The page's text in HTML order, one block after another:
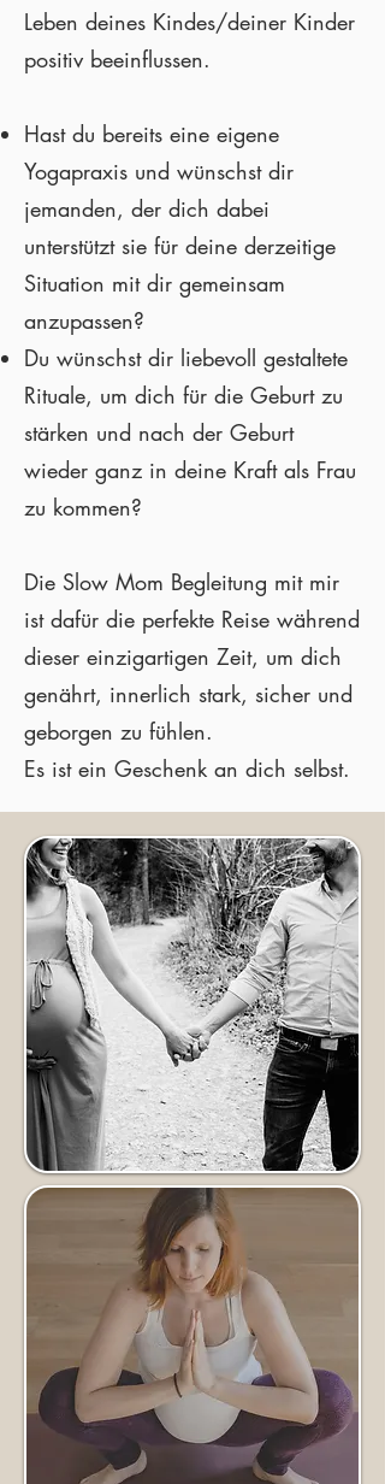
Leben deines Kindes/deiner Kinder
positiv beeinflussen.
Hast du bereits eine eigene
Yogapraxis und wünschst dir
jemanden, der dich dabei
unterstützt sie für deine derzeitige
Situation mit dir gemeinsam
anzupassen?
Du wünschst dir liebevoll gestaltete
Rituale, um dich für die Geburt zu
stärken und nach der Geburt
wieder ganz in deine Kraft als Frau
zu kommen?
Die Slow Mom Begleitung mit mir
ist dafür die perfekte Reise während
dieser einzigartigen Zeit, um dich
genährt, innerlich stark, sicher und
geborgen zu fühlen.
Es ist ein Geschenk an dich selbst.